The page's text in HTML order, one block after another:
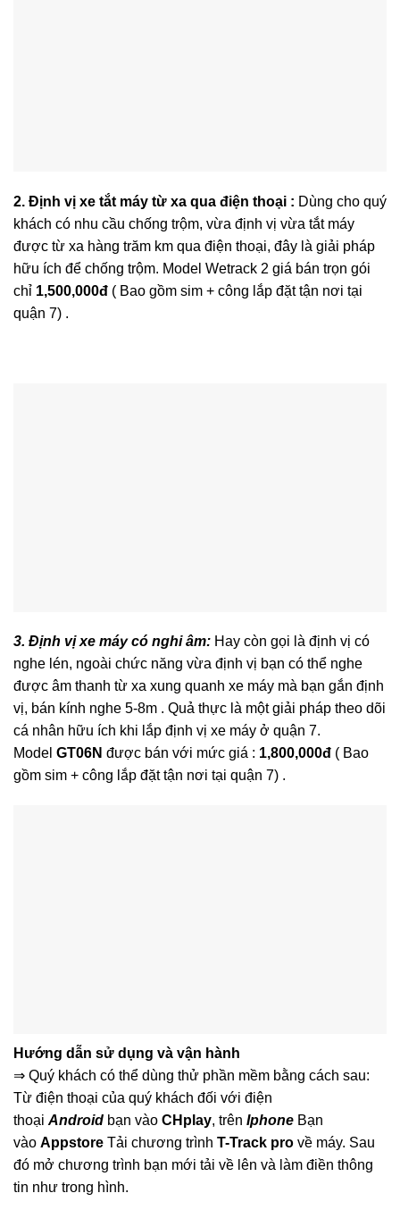
2. Định vị xe tắt máy từ xa qua điện thoại : Dùng cho quý
khách có nhu cầu chống trộm, vừa định vị vừa tắt máy
được từ xa hàng trăm km qua điện thoại, đây là giải pháp
hữu ích để chống trộm. Model Wetrack 2 giá bán trọn gói
chỉ 1,500,000đ ( Bao gồm sim + công lắp đặt tận nơi tại
quận 7) .
3. Định vị xe máy có nghi âm: Hay còn gọi là định vị có
nghe lén, ngoài chức năng vừa định vị bạn có thể nghe
được âm thanh từ xa xung quanh xe máy mà bạn gắn định
vị, bán kính nghe 5-8m . Quả thực là một giải pháp theo dõi
cá nhân hữu ích khi lắp định vị xe máy ở quận 7.
Model GT06N được bán với mức giá : 1,800,000đ ( Bao
gồm sim + công lắp đặt tận nơi tại quận 7) .
Hướng dẫn sử dụng và vận hành
⇒ Quý khách có thể dùng thử phần mềm bằng cách sau:
Từ điện thoại của quý khách đối với điện
thoạiAndroid bạn vào CHplay, trên Iphone Bạn
vào Appstore Tải chương trình T-Track pro về máy. Sau
đó mở chương trình bạn mới tải về lên và làm điền thông
tin như trong hình.